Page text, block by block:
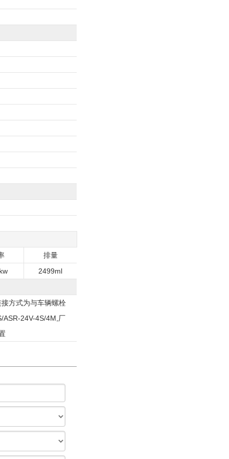
排量
2499ml
方式为与车辆螺栓
ASR-24V-4S/4M,厂